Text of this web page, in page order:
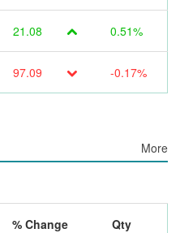
21.08 0.51%
97.09 -0.17%
More
% Change Qty